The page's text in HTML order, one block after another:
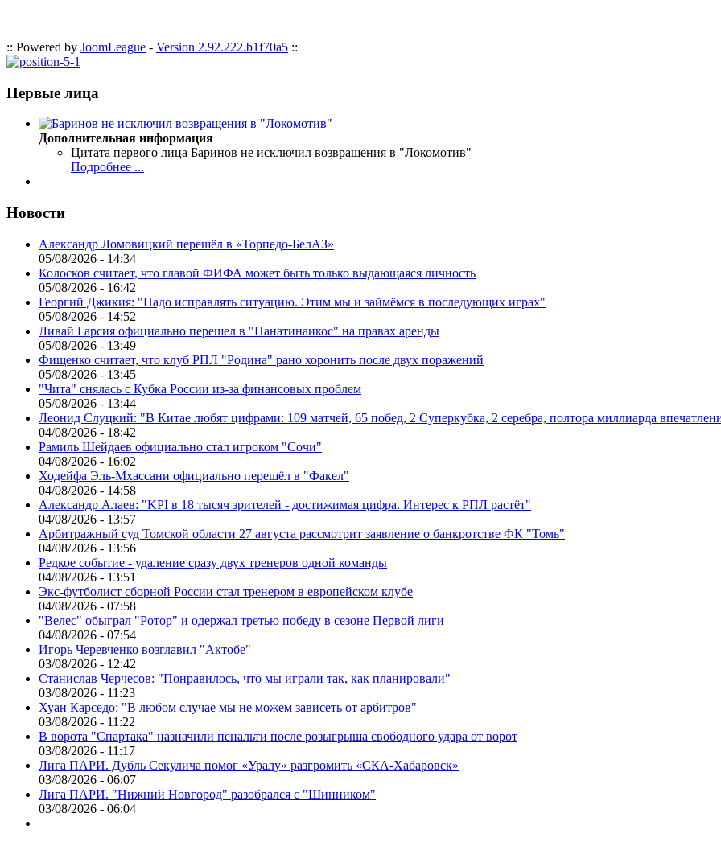
:: Powered by JoomLeague - Version 2.92.222.b1f70a5 ::
Первые лица
Дополнительная информация
Цитата первого лица Баринов не исключил возвращения в "Локомотив"
Подробнее ...
Новости
Александр Ломовицкий перешёл в «Торпедо-БелАЗ»
05/08/2026 - 14:34
Колосков считает, что главой ФИФА может быть только выдающаяся личность
05/08/2026 - 16:42
Георгий Джикия: "Надо исправлять ситуацию. Этим мы и займёмся в последующих играх"
05/08/2026 - 14:52
Ливай Гарсия официально перешел в "Панатинаикос" на правах аренды
05/08/2026 - 13:49
Фищенко считает, что клуб РПЛ "Родина" рано хоронить после двух поражений
05/08/2026 - 13:45
"Чита" снялась с Кубка России из-за финансовых проблем
05/08/2026 - 13:44
Леонид Слуцкий: "В Китае любят цифрами: 109 матчей, 65 побед, 2 Суперкубка, 2 серебра, полтора миллиарда
04/08/2026 - 18:42
Рамиль Шейдаев официально стал игроком "Сочи"
04/08/2026 - 16:02
Ходейфа Эль-Мхассани официально перешёл в "Факел"
04/08/2026 - 14:58
Александр Алаев: "KPI в 18 тысяч зрителей - достижимая цифра. Интерес к РПЛ растёт"
04/08/2026 - 13:57
Арбитражный суд Томской области 27 августа рассмотрит заявление о банкротстве ФК "Томь"
04/08/2026 - 13:56
Редкое событие - удаление сразу двух тренеров одной команды
04/08/2026 - 13:51
Экс-футболист сборной России стал тренером в европейском клубе
04/08/2026 - 07:58
"Велес" обыграл "Ротор" и одержал третью победу в сезоне Первой лиги
04/08/2026 - 07:54
Игорь Черевченко возглавил "Актобе"
03/08/2026 - 12:42
Станислав Черчесов: "Понравилось, что мы играли так, как планировали"
03/08/2026 - 11:23
Хуан Карседо: "В любом случае мы не можем зависеть от арбитров"
03/08/2026 - 11:22
В ворота "Спартака" назначили пенальти после розыгрыша свободного удара от ворот
03/08/2026 - 11:17
Лига ПАРИ. Дубль Секулича помог «Уралу» разгромить «СКА-Хабаровск»
03/08/2026 - 06:07
Лига ПАРИ. "Нижний Новгород" разобрался с "Шинником"
03/08/2026 - 06:04